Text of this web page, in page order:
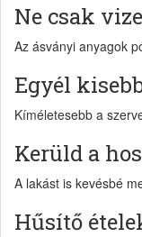
Ne csak
Az ásványi anyagok
Egyél
Kíméletesebb a
Kerüld a
A lakást is kevésbé
Hűsítő